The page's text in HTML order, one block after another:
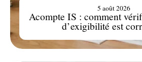
Acompte IS : comment
d’exigibilité est
5 août 2026